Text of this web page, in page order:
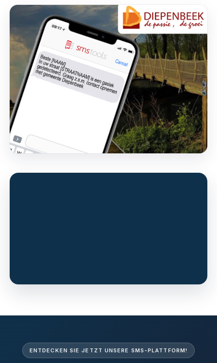
ENTDECKEN SIE JETZT UNSERE SMS-PLATTFORM!